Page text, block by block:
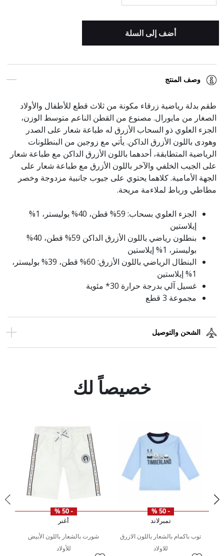
أضف إلى السلة
وصف المنتج
طقم بدلة رياضية زرقاء مكونة من ثلاث قطع للأطفال والأولاد
الصغار من مايورال. مصنوع من القطن الناعم متوسط الوزن،
الجزء العلوي ذو السحاب الأزرق له طباعة شعار على الصدر
وهودى باللون الأزرق الداكن. يأتي مع زوجين من البنطلونات
الرياضية المتطابقة، أحدهما باللون الأزرق الداكن مع طباعة شعار
على الجيب الخلفي والآخر باللون الأزرق مع طباعة شعار على
الجهة الأمامية. كلاهما يحتوي على جيوب جانبية مزدوجة وخصر
مطاطي ورباط لملاءمة مريحة.
الجزء العلوي بسحاب: 59% قطن، 40% بوليستر، 1%
إيلاستين
بنطلون رياضي باللون الأزرق الداكن 59% قطن، 40%
بوليستر، 1% إيلاستين
البنطال الرياضي باللون الأزرق: 60% قطن، 39% بوليستر،
1% إيلاستين
غسيل آلي بدرجة حرارة 30* مئوية
مجموعة 3 قطع
الشحن والتوصيل
خصيصاً لك
- 50 %
تمبرلاند
توب باكمام بالشعار باللون الازرق
للاولاد
- 50 %
أغنر
شورت بالشعار باللون الأبيض
للأولاد